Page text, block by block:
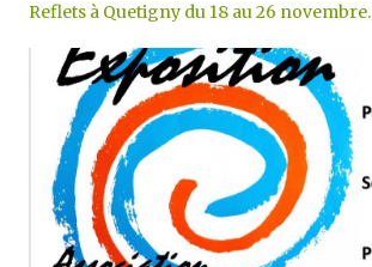
Reflets à Quetigny du 18 au 26 novembre.